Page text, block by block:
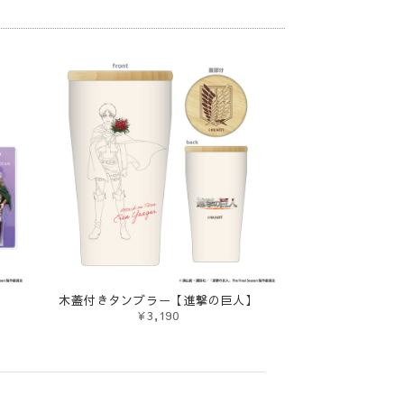
木蓋付きタンブラー【進撃の巨人】
¥3,190